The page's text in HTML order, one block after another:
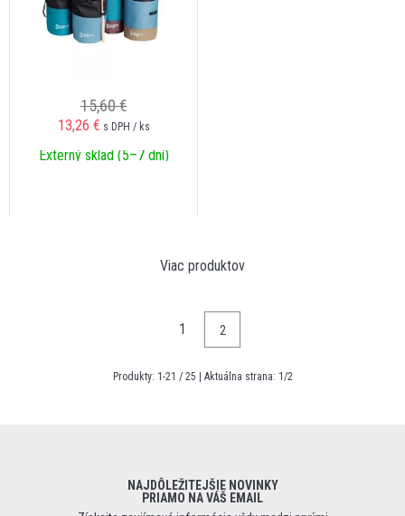
15,60 €
13,26 € s DPH / ks
Externý sklad (5–7 dní)
Viac produktov
1 2
Produkty: 1-21 / 25 | Aktuálna strana: 1/2
NAJDÔLEŽITEJŠIE NOVINKY
PRIAMO NA VÁŠ EMAIL